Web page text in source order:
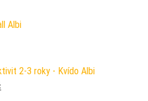
Albi
cena byla: 299 Kč.
2-3 roky - Kvído Albi
cena byla: 149 Kč.